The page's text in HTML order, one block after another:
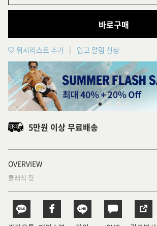
바로구매
위시리스트 추가 입고 알림 신청
5만원 이상 무료배송
OVERVIEW
클래식 핏